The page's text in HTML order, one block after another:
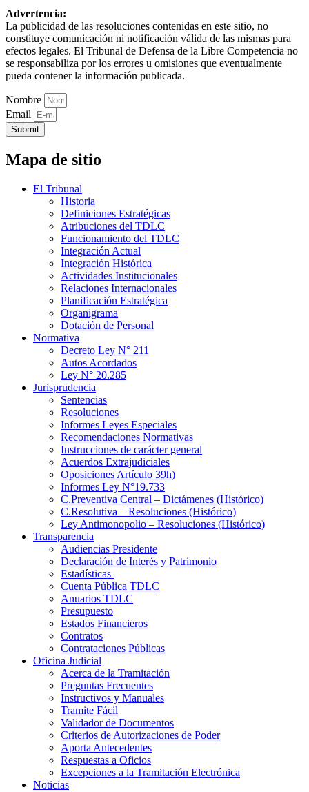
Advertencia:
La publicidad de las resoluciones contenidas en este sitio, no
constituye comunicación ni notificación válida de las mismas para
efectos legales. El Tribunal de Defensa de la Libre Competencia no
se responsabiliza por los errores u omisiones que eventualmente
pueda contener la información publicada.
Nombre
Email
Submit
Mapa de sitio
El Tribunal
Historia
Definiciones Estratégicas
Atribuciones del TDLC
Funcionamiento del TDLC
Integración Actual
Integración Histórica
Actividades Institucionales
Relaciones Internacionales
Planificación Estratégica
Organigrama
Dotación de Personal
Normativa
Decreto Ley N° 211
Autos Acordados
Ley N° 20.285
Jurisprudencia
Sentencias
Resoluciones
Informes Leyes Especiales
Recomendaciones Normativas
Instrucciones de carácter general
Acuerdos Extrajudiciales
Oposiciones Artículo 39h)
Informes Ley N°19.733
C.Preventiva Central – Dictámenes (Histórico)
C.Resolutiva – Resoluciones (Histórico)
Ley Antimonopolio – Resoluciones (Histórico)
Transparencia
Audiencias Presidente
Declaración de Interés y Patrimonio
Estadísticas
Cuenta Pública TDLC
Anuarios TDLC
Presupuesto
Estados Financieros
Contratos
Contrataciones Públicas
Oficina Judicial
Acerca de la Tramitación
Preguntas Frecuentes
Instructivos y Manuales
Tramite Fácil
Validador de Documentos
Criterios de Autorizaciones de Poder
Aporta Antecedentes
Respuestas a Oficios
Excepciones a la Tramitación Electrónica
Noticias